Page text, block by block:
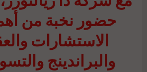
حضور نخبة من
الاستشارات
والبراندينج